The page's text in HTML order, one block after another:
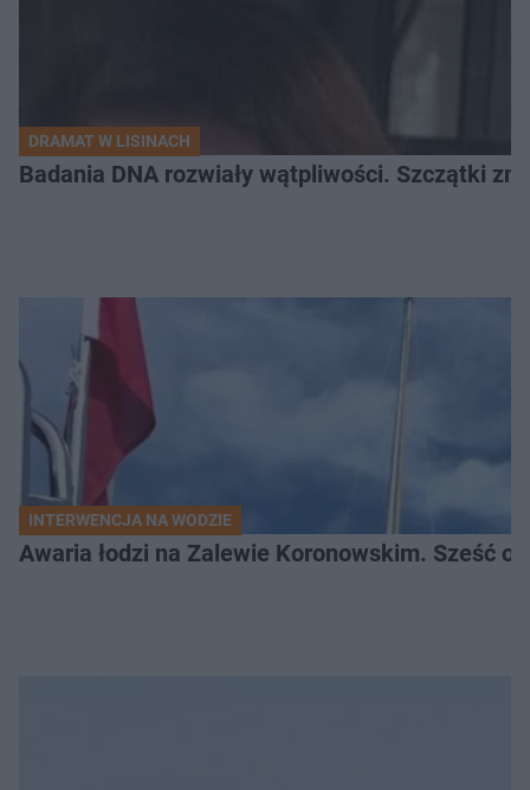
DRAMAT W LISINACH
Badania DNA rozwiały wątpliwości. Szczątki
INTERWENCJA NA WODZIE
Awaria łodzi na Zalewie Koronowskim. Sześć